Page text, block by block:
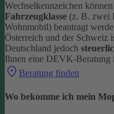
Wechselkennzeichen
Fahrzeugklasse (z. B. zwei
Wohnmobil) beantragt
Österreich und der Schweiz
Deutschland jedoch
Ihnen eine DEVK-Beratung
Beratung finden
Wo bekomme ich mein